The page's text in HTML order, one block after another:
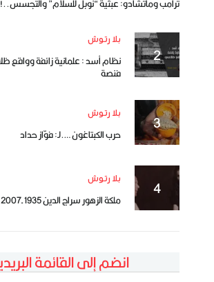
ترامب وماتشادو: عبثية “نوبل للسلام” والتجسس..!
بلا رتوش
نظام أسد : علمانية زائفة وواقع
فنصة
بلا رتوش
حرب الكبتاغون ….لـ: فوّاز حداد
بلا رتوش
ملكة الزهور سراج الدين 1935 ـ2007 لـ : سعد فنصة
انضم إلى القائمة